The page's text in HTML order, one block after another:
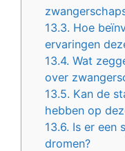
13.3. Hoe
ervaringen
13.4. Wat
over
13.5. Kan de
hebben op
13.6. Is er een
dromen?